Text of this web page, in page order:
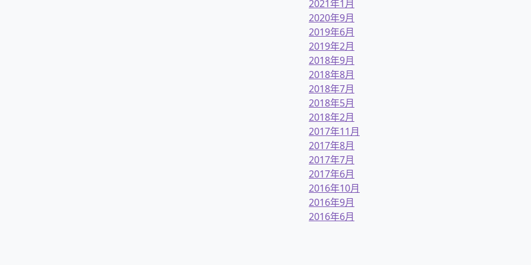
2021年1月
2020年9月
2019年6月
2019年2月
2018年9月
2018年8月
2018年7月
2018年5月
2018年2月
2017年11月
2017年8月
2017年7月
2017年6月
2016年10月
2016年9月
2016年6月